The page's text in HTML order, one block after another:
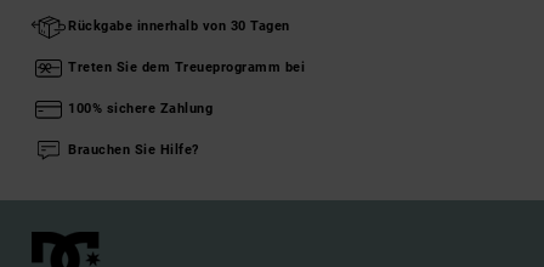
Rückgabe innerhalb von 30 Tagen
Treten Sie dem Treueprogramm bei
100% sichere Zahlung
Brauchen Sie Hilfe?